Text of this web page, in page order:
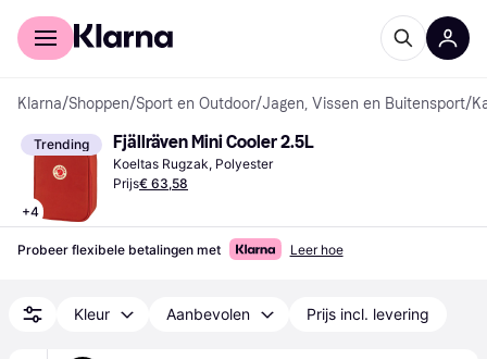
Voor shoppers
Klarna/Shoppen/Sport en Outdoor/Jagen, Vissen en Buitensport/
Trending
+4
Fjällräven Mini Cooler 2.5L
Koeltas Rugzak, Polyester
Prijs€ 63,58
Probeer flexibele betalingen met Leer hoe
Kleur Aanbevolen Prijs incl. levering